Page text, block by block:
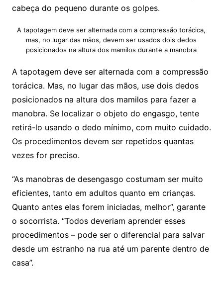
cabeça do pequeno durante os golpes.
A tapotagem deve ser alternada com a compressão torácica,
mas, no lugar das mãos, devem ser usados dois dedos
posicionados na altura dos mamilos durante a manobra
A tapotagem deve ser alternada com a compressão
torácica. Mas, no lugar das mãos, use dois dedos
posicionados na altura dos mamilos para fazer a
manobra. Se localizar o objeto do engasgo, tente
retirá-lo usando o dedo mínimo, com muito cuidado.
Os procedimentos devem ser repetidos quantas
vezes for preciso.
“As manobras de desengasgo costumam ser muito
eficientes, tanto em adultos quanto em crianças.
Quanto antes elas forem iniciadas, melhor”, garante
o socorrista. “Todos deveriam aprender esses
procedimentos – pode ser o diferencial para salvar
desde um estranho na rua até um parente dentro de
casa”.